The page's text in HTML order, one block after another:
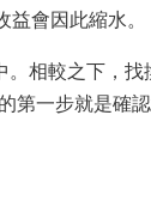
會因此縮水。
相較之下，
第一步就是確